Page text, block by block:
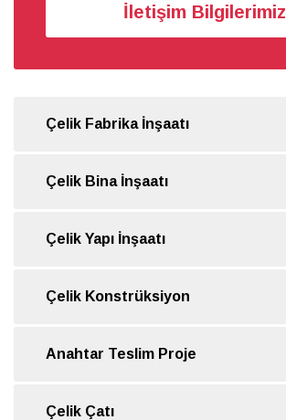
İletişim Bilgilerimiz
Çelik Fabrika İnşaatı
Çelik Bina İnşaatı
Çelik Yapı İnşaatı
Çelik Konstrüksiyon
Anahtar Teslim Proje
Çelik Çatı